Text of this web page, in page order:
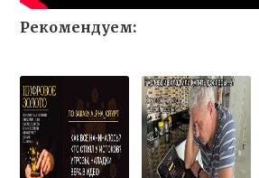
Рекомендуем: